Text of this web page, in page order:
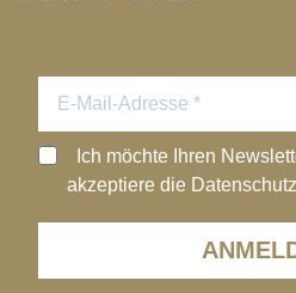
Ich möchte Ihren
akzeptiere die